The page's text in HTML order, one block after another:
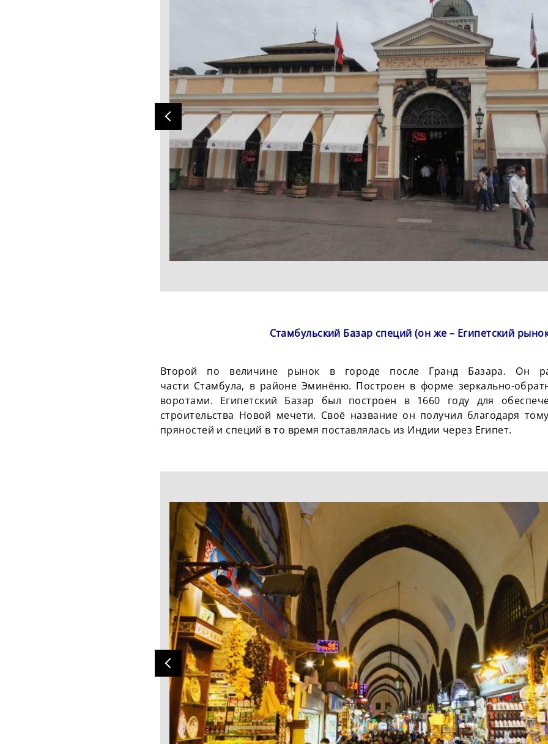
Стамбульский Базар специй (он же – Египетский
Второй по величине рынок в городе после Гранд Базара. Он
части Стамбула, в районе Эминёню. Построен в форме зеркально-
воротами. Египетский Базар был построен в 1660 году для
строительства Новой мечети. Своё название он получил благодаря
пряностей и специй в то время поставлялась из Индии через Египет.